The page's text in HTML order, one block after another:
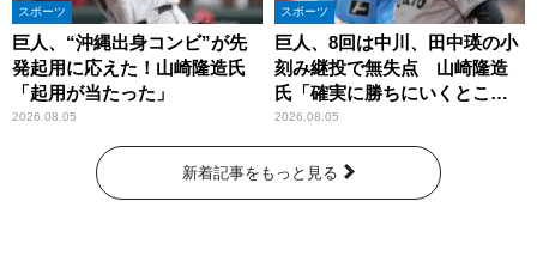
スポーツ
巨人、“沖縄出身コンビ”が先
発起用に応えた！山崎隆造氏
「起用が当たった」
2026.08.05
スポーツ
巨人、8回は中川、田中瑛の小
刻み継投で無失点 山崎隆造
氏「確実に勝ちにいくとこ
ろ」
2026.08.05
新着記事をもっと見る